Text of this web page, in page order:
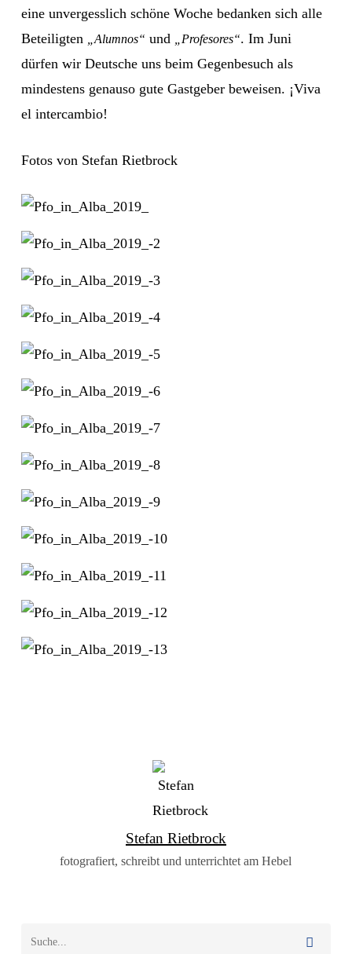
eine unvergesslich schöne Woche bedanken sich alle
Beteiligten
„Alumnos“ und „Profesores“. Im Juni
dürfen wir Deutsche uns beim Gegenbesuch als
mindestens genauso gute Gastgeber beweisen. ¡Viva
el intercambio!
Fotos von Stefan Rietbrock
Stefan Rietbrock
fotografiert, schreibt und unterrichtet am Hebel